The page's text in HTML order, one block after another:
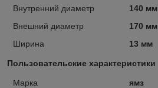
Внутренний диаметр
140 мм
Внешний диаметр
170 мм
Ширина
13 мм
Пользовательские характеристики
Марка
ямз